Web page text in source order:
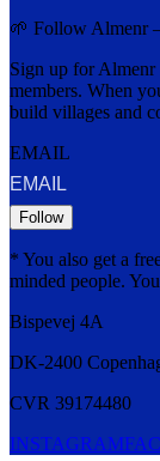
🌱 Follow Almenr
Sign up for
members. When
build villages and
EMAIL
Follow
* You also get a
minded people.
Bispevej 4A
DK-2400
CVR 39174480
INSTAGRAM